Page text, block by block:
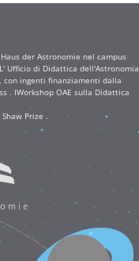
der Astronomie nel campus
Ufficio di Didattica dell'Astronomia
con ingenti finanziamenti dalla
. IWorkshop OAE sulla Didattica
Prize .